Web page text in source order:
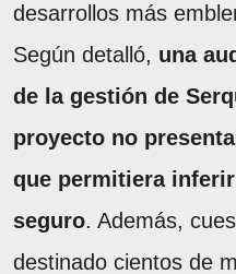
desarrollos más
Según detalló, una
de la gestión de
proyecto no
que permitiera
seguro. Además,
destinado cientos de